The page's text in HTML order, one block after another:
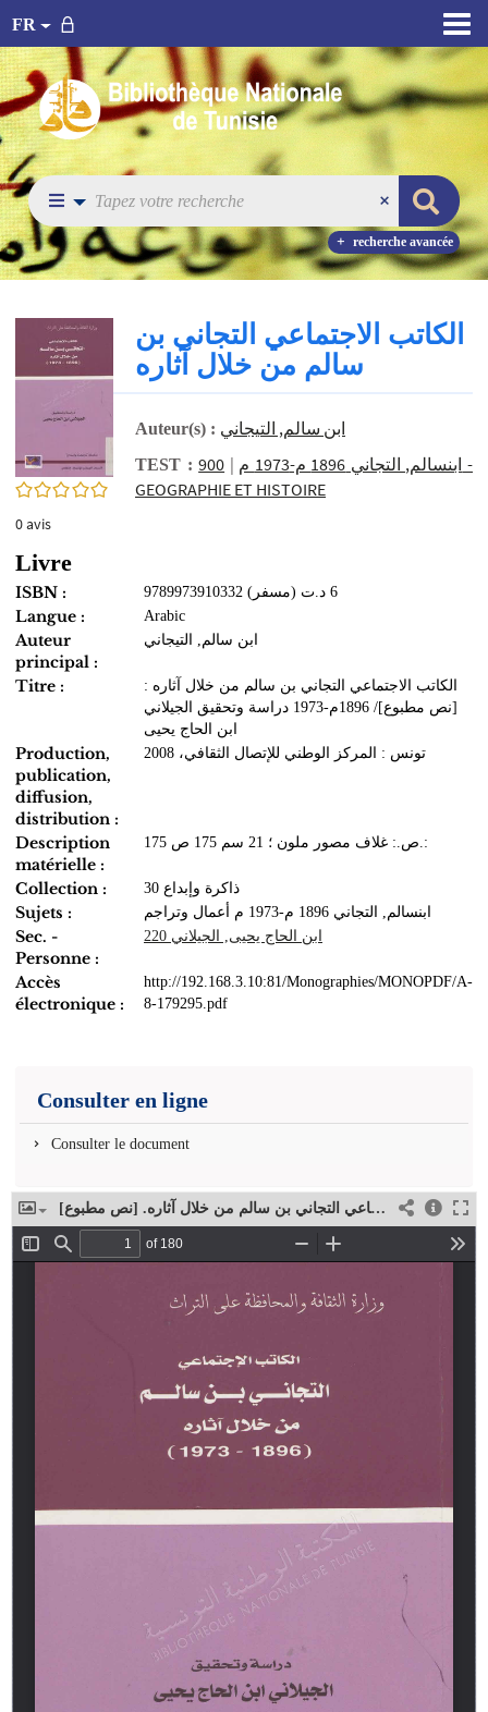
FR
recherche avancée
0/5
0avis
الكاتب الاجتماعي التجاني بن
سالم من خلال آثاره
Auteur(s) : ابن سالم, التيجاني
TEST : ابنسالم, التجاني 1896 م-1973 م |
900 -
GEOGRAPHIE ET HISTOIRE
Livre
ISBN : 9789973910332 (مسفر) 6 د.ت
Langue : Arabic
Auteur
principal :
ابن سالم, التيجاني
Titre :
الكاتب الاجتماعي التجاني بن سالم من خلال آثاره :
[نص مطبوع]/ 1896م-1973 دراسة وتحقيق الجيلاني
ابن الحاج يحيى
Production,
publication,
diffusion,
distribution :
تونس : المركز الوطني للإتصال الثقافي، 2008
Description
matérielle :
175 ص.: غلاف مصور ملون ؛ 21 سم 175 ص.:
Collection : ذاكرة وإبداع 30
Sujets : ابنسالم, التجاني 1896 م-1973 م أعمال وتراجم
Sec. -
Personne :
ابن الحاج يحيى, الجيلاني 220
Accès
électronique :
http://192.168.3.10:81/Monographies/MONOPDF/A-
8-179295.pdf
Consulter en ligne
Consulter le document
الكاتب الاجتماعي التجاني بن سالم من خلال آثاره. [نص مطبوع]